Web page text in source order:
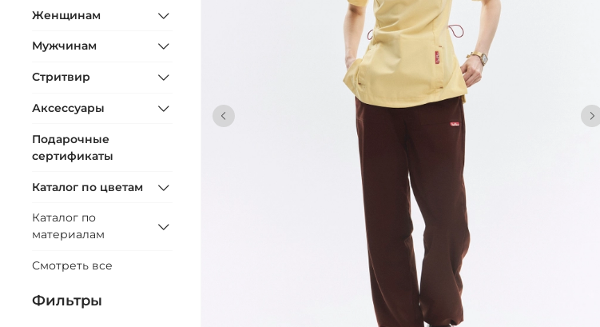
Женщинам
Мужчинам
Стритвир
Аксессуары
Подарочные
сертификаты
Каталог по цветам
Каталог по
материалам
Смотреть все
Фильтры